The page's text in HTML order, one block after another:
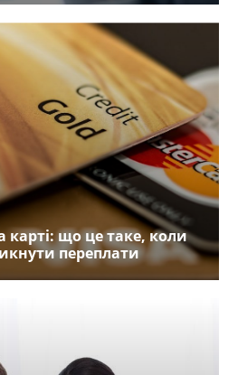
карті: що це таке, коли
переплати